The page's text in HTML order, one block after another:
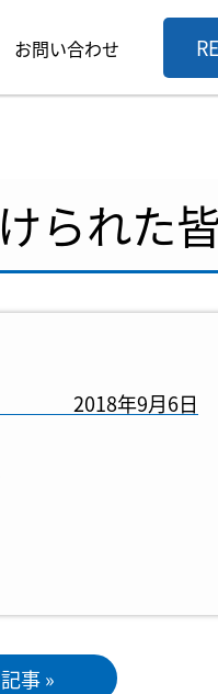
お問い合わせ
られた
2018年9月6日
事 »